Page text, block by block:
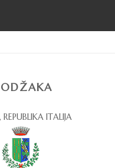
ODŽAKA
ITALIJA